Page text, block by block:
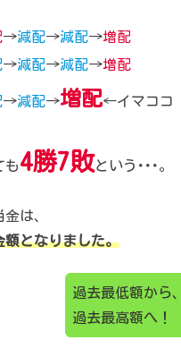
→減配→減配→増配
→減配→減配→増配
→減配→増配←イマココ
も4勝7敗という･･･。
は、
額となりました。
過去最低額から、
過去最高額へ！